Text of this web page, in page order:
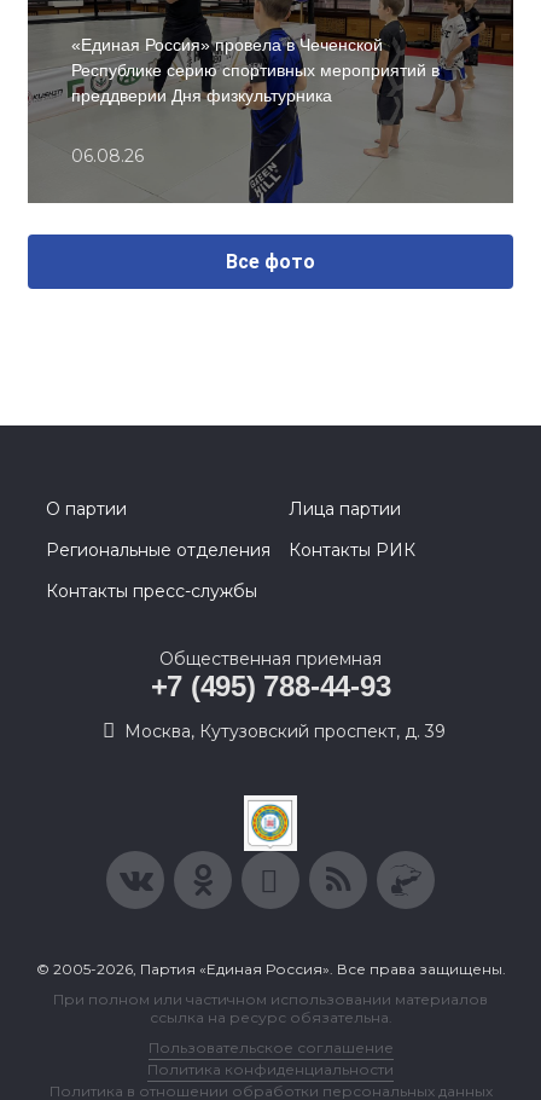
«Единая Россия» провела в Чеченской
Республике серию спортивных мероприятий в
преддверии Дня физкультурника
06.08.26
Все фото
О партии
Лица партии
Региональные отделения
Контакты РИК
Контакты пресс-службы
Общественная приемная
+7 (495) 788-44-93
Москва, Кутузовский проспект, д. 39
© 2005-2026, Партия «Единая Россия». Все права защищены.
При полном или частичном использовании материалов
ссылка на ресурс обязательна.
Пользовательское соглашение
Политика конфиденциальности
Политика в отношении обработки персональных данных